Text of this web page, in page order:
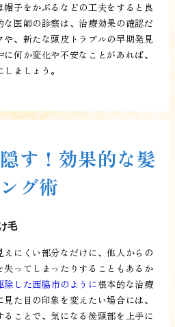
子をかぶるなどの工夫をすると良
医師の診察は、治療効果の確認だ
、新たな頭皮トラブルの早期発見
何か変化や不安なことがあれば、
ましょう。
す！効果的な髪
グ術
毛
にくい部分なだけに、他人からの
ってしまったりすることもあるか
除した西脇市のように根本的な治療
た目の印象を変えたい場合には、
ことで、気になる後頭部を上手に